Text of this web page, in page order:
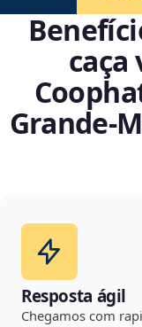
caça
Resposta ágil
Chegamos com